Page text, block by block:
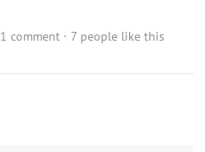
1 comment · 7 people like this